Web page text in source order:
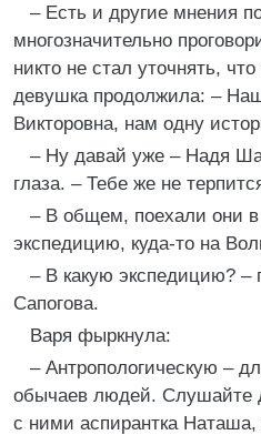
– Есть и другие мнения
многозначительно
никто не стал уточнять,
девушка продолжила: –
Викторовна, нам одну
– Ну давай уже – Надя
глаза. – Тебе же не
– В общем, поехали они в
экспедицию, куда-то на
– В какую экспедицию? –
Сапогова.
Варя фыркнула:
– Антропологическую –
обычаев людей.
с ними аспирантка